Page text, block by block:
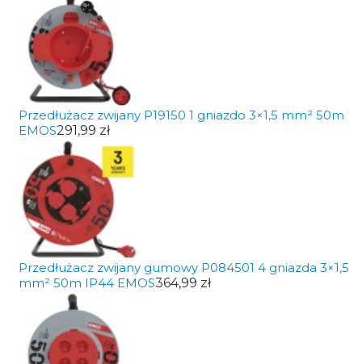
Przedłużacz zwijany P19150 1 gniazdo 3×1,5 mm² 50m
EMOS291,99 zł
Przedłużacz zwijany gumowy P084501 4 gniazda 3×1,5
mm² 50m IP44 EMOS364,99 zł